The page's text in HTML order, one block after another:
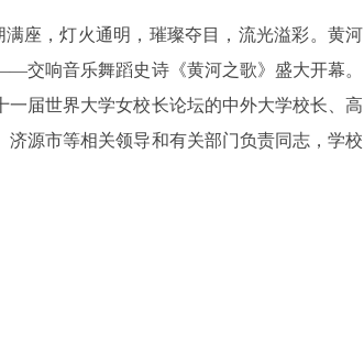
座，灯火通明，璀璨夺目，流光溢彩。黄河
交响音乐舞蹈史诗《黄河之歌》盛大开幕。
届世界大学女校长论坛的中外大学校长、高
源市等相关领导和有关部门负责同志，学校